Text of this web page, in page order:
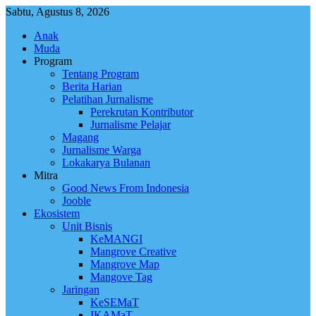
Skip
content
Sabtu, Agustus 8, 2026
Anak
Muda
Program
Tentang Program
Berita Harian
Pelatihan Jurnalisme
Perekrutan Kontributor
Jurnalisme Pelajar
Magang
Jurnalisme Warga
Lokakarya Bulanan
Mitra
Good News From Indonesia
Jooble
Ekosistem
Unit Bisnis
KeMANGI
Mangrove Creative
Mangrove Map
Mangove Tag
Jaringan
KeSEMaT